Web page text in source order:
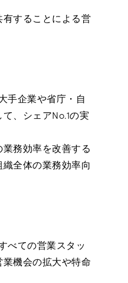
することによる営
手企業や省庁・自
、シェアNo.1の実
務効率を改善する
全体の業務効率向
べての営業スタッ
機会の拡大や特命